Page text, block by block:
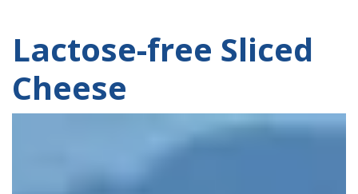
Lactose-free Sliced
Cheese